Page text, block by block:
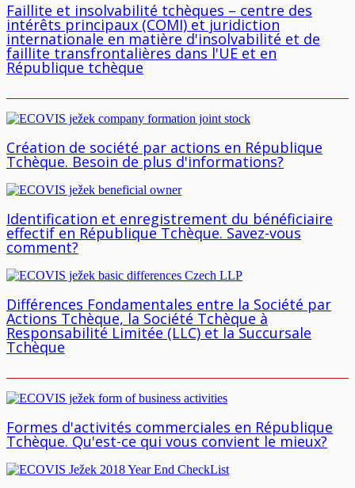
Faillite et insolvabilité tchèques – centre des
intérêts principaux (COMI) et juridiction
internationale en matière d'insolvabilité et de
faillite transfrontalières dans l'UE et en
République tchèque
Création de société par actions en République
Tchèque. Besoin de plus d'informations?
Identification et enregistrement du bénéficiaire
effectif en République Tchèque. Savez-vous
comment?
Différences Fondamentales entre la Société par
Actions Tchèque, la Société Tchèque à
Responsabilité Limitée (LLC) et la Succursale
Tchèque
Formes d'activités commerciales en République
Tchèque. Qu'est-ce qui vous convient le mieux?